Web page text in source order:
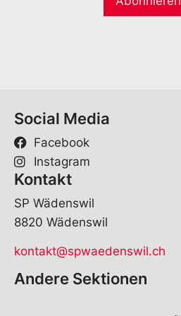
Social Media
Facebook
Instagram
Kontakt
SP Wädenswil
8820 Wädenswil
kontakt@spwaedenswil.ch
Andere Sektionen